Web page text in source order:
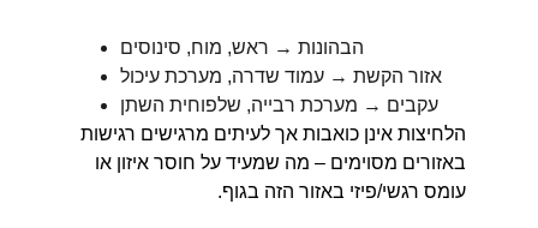
הבהונות → ראש, מוח, סינוסים
אזור הקשת → עמוד שדרה, מערכת עיכול
עקבים → מערכת רבייה, שלפוחית השתן
הלחיצות אינן כואבות אך לעיתים מרגישים רגישות
באזורים מסוימים – מה שמעיד על חוסר איזון או
עומס רגשי/פיזי באזור הזה בגוף.